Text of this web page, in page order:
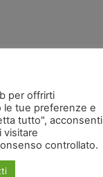
per offrirti
le tue preferenze e
tutto", acconsenti
visitare
controllato.